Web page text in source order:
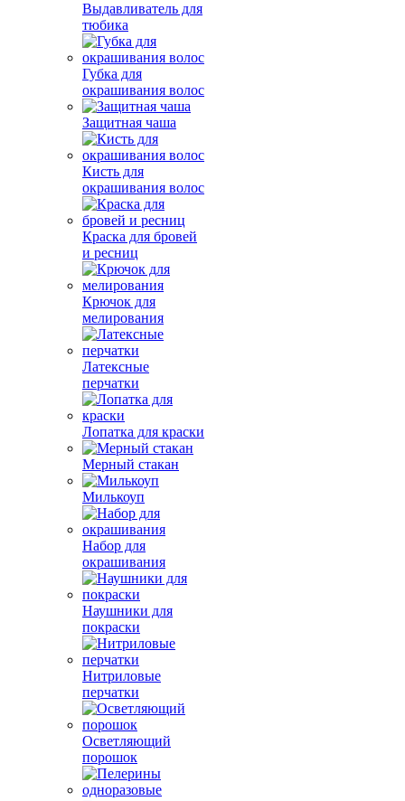
Выдавливатель для
тюбика
Губка для
окрашивания волос
Защитная чаша
Кисть для
окрашивания волос
Краска для бровей
и ресниц
Крючок для
мелирования
Латексные
перчатки
Лопатка для краски
Мерный стакан
Милькоуп
Набор для
окрашивания
Наушники для
покраски
Нитриловые
перчатки
Осветляющий
порошок